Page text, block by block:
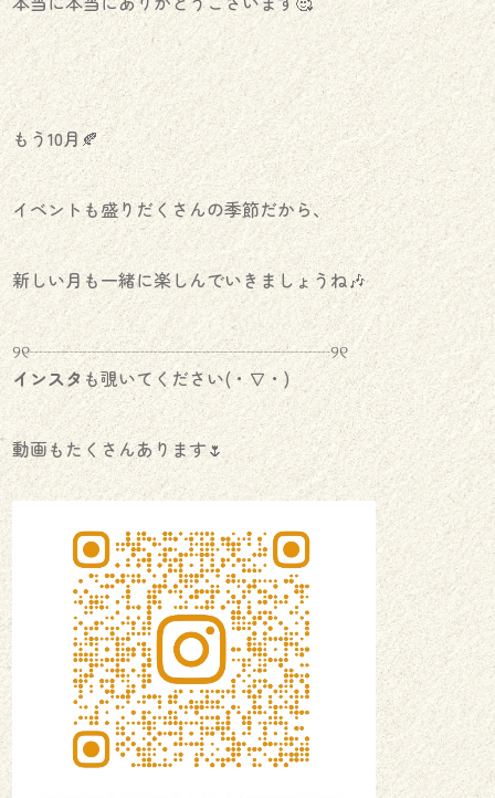
もう10月🍂
イベントも盛りだくさんの季節だから、
新しい月も一緒に楽しんでいきましょうね🎶
୨୧┈┈┈┈┈┈┈┈┈┈┈┈┈┈┈┈┈୨୧
インスタも覗いてください(・∇・)
動画もたくさんあります🌷